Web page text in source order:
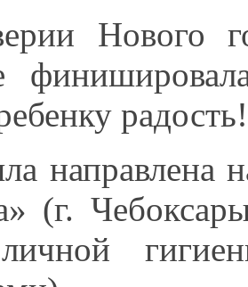
Нового
направлена
(г.
личной